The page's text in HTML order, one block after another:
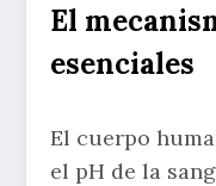
El
esenciales
El cuerpo
el pH de la